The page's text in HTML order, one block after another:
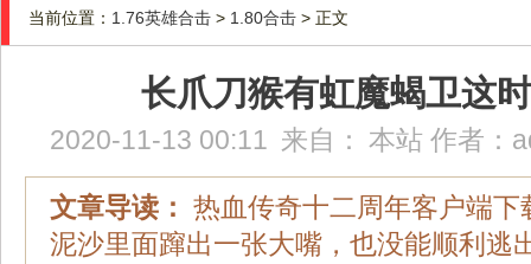
当前位置： 1.76英雄合击 > 1.80合击 > 正文
长爪刀猴有虹魔蝎卫这
2020-11-13 00:11 来自： 本站 作者：
文章导读： 热血传奇十二周年客户端下
泥沙里面蹿出一张大嘴，也没能顺利逃